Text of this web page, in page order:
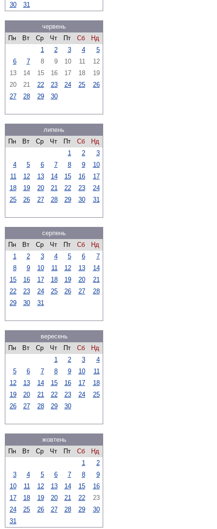
30
31
червень
Пн
Вт Ср Чт Пт Сб
Нд
1
2 3 4
5
6
7 8 9 10 11
12
13
14 15 16 17 18
19
20
21 22 23 24 25
26
27
28 29 30
липень
Пн
Вт Ср Чт Пт Сб
Нд
1
2
3
4
5 6 7 8 9
10
11
12 13 14 15 16
17
18
19 20 21 22 23
24
25
26 27 28 29 30 31
серпень
Пн
Вт Ср Чт Пт Сб
Нд
1
2 3 4 5 6
7
8
9 10 11 12 13
14
15
16 17 18 19 20
21
22
23 24 25 26 27
28
29
30 31
вересень
Пн
Вт Ср Чт Пт Сб
Нд
1
2 3
4
5
6 7 8 9 10
11
12
13 14 15 16 17
18
19
20 21 22 23 24
25
26
27 28 29 30
жовтень
Пн
Вт Ср Чт Пт Сб
Нд
1
2
3
4 5 6 7 8
9
10
11 12 13 14 15
16
17
18 19 20 21 22
23
24
25 26 27 28 29
30
31